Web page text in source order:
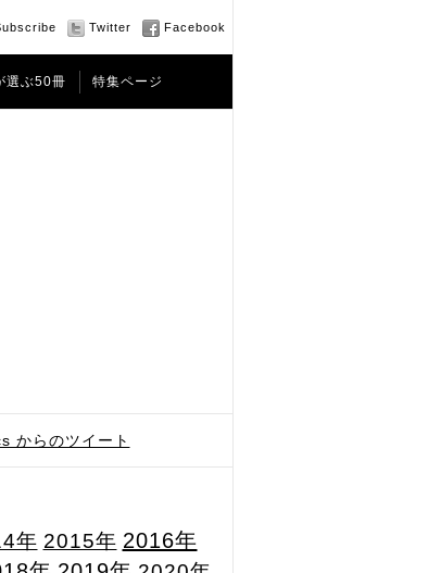
Twitter Facebook
選ぶ50冊 特集ページ
からのツイート
年 2015年 2016年